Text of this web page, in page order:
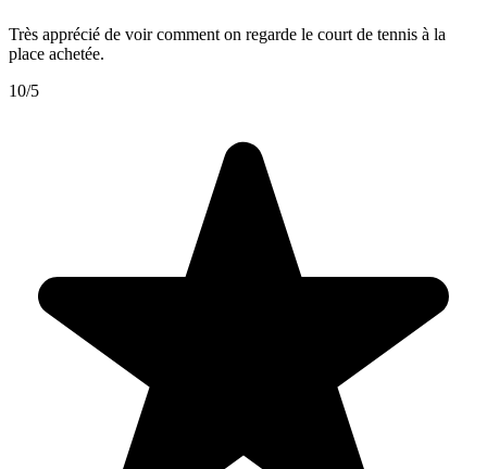
Très apprécié de voir comment on regarde le court de tennis à la
place achetée.
10/5